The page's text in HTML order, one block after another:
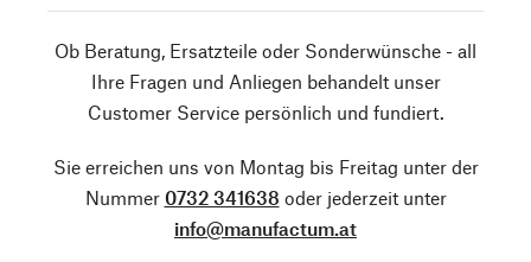
Ob Beratung, Ersatzteile oder Sonderwünsche - all
Ihre Fragen und Anliegen behandelt unser
Customer Service persönlich und fundiert.
Sie erreichen uns von Montag bis Freitag unter der
Nummer 0732 341638 oder jederzeit unter
info@manufactum.at